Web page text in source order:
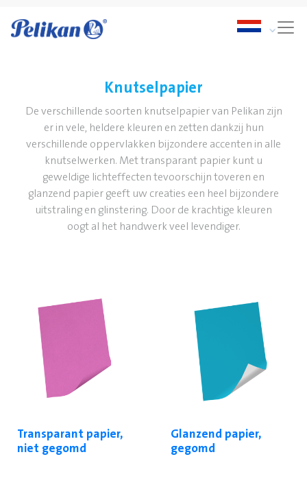
Knutselpapier
De verschillende soorten knutselpapier van Pelikan zijn
er in vele, heldere kleuren en zetten dankzij hun
verschillende oppervlakken bijzondere accenten in alle
knutselwerken. Met transparant papier kunt u
geweldige lichteffecten tevoorschijn toveren en
glanzend papier geeft uw creaties een heel bijzondere
uitstraling en glinstering. Door de krachtige kleuren
oogt al het handwerk veel levendiger.
Transparant papier,
niet gegomd
Glanzend papier,
gegomd